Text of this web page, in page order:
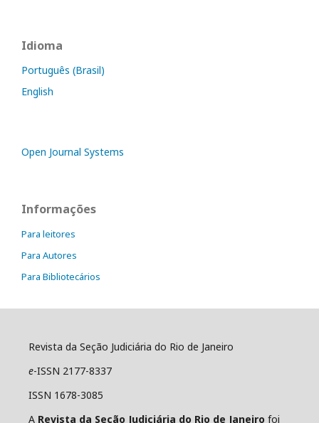
Idioma
Português (Brasil)
English
Open Journal Systems
Informações
Para leitores
Para Autores
Para Bibliotecários
Revista da Seção Judiciária do Rio de Janeiro
e-ISSN 2177-8337
ISSN 1678-3085
A Revista da Seção Judiciária do Rio de Janeiro foi